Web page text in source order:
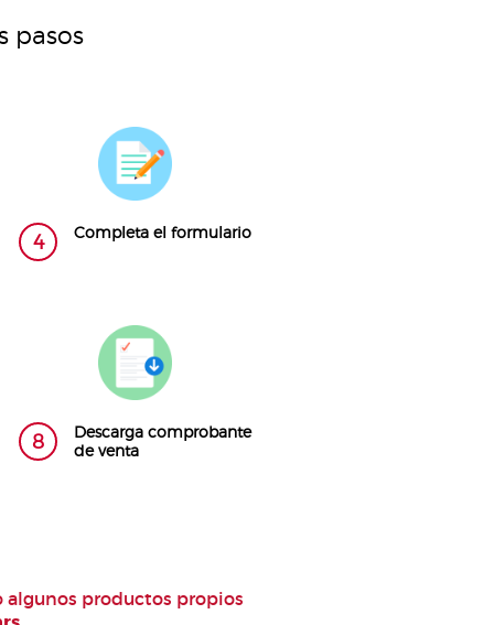
pasos
4 Completa el formulario
8
Descarga comprobante
de venta
algunos productos propios